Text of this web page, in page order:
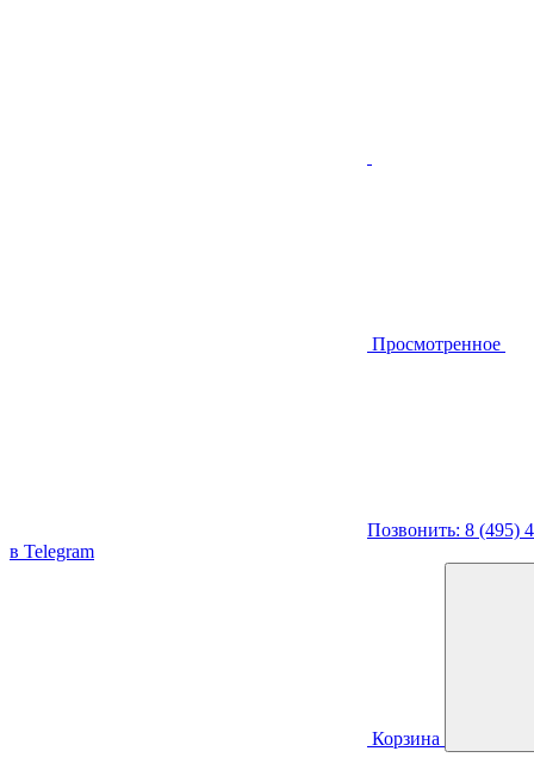
Просмотренное
Позвонить: 8 (495)
в Telegram
Корзина